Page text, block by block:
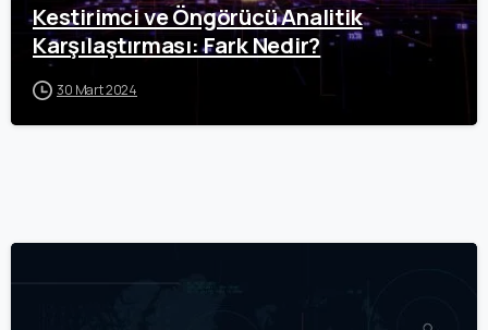
Kestirimci ve Öngörücü Analitik
Karşılaştırması: Fark Nedir?
30 Mart 2024